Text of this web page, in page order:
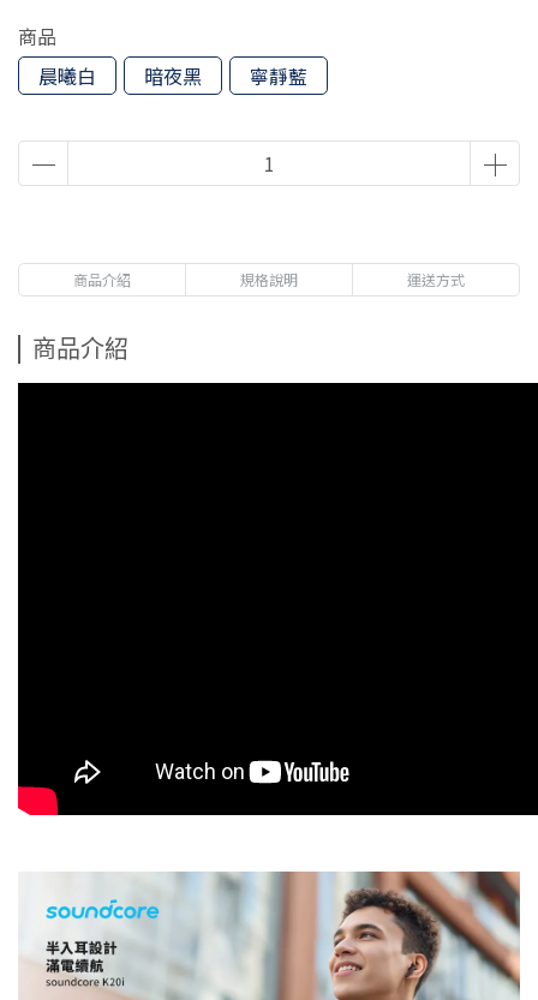
商品
晨曦白
暗夜黑 寧靜藍
商品介紹 規格說明 運送方式
商品介紹